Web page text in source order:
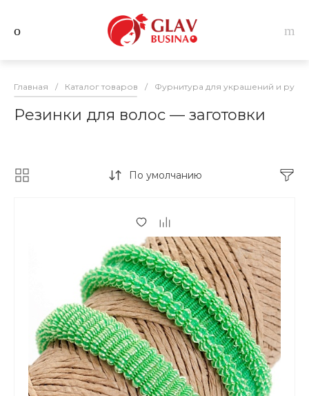
Главная / Каталог товаров / Фурнитура для украшений и
Резинки для волос — заготовки
По умолчанию